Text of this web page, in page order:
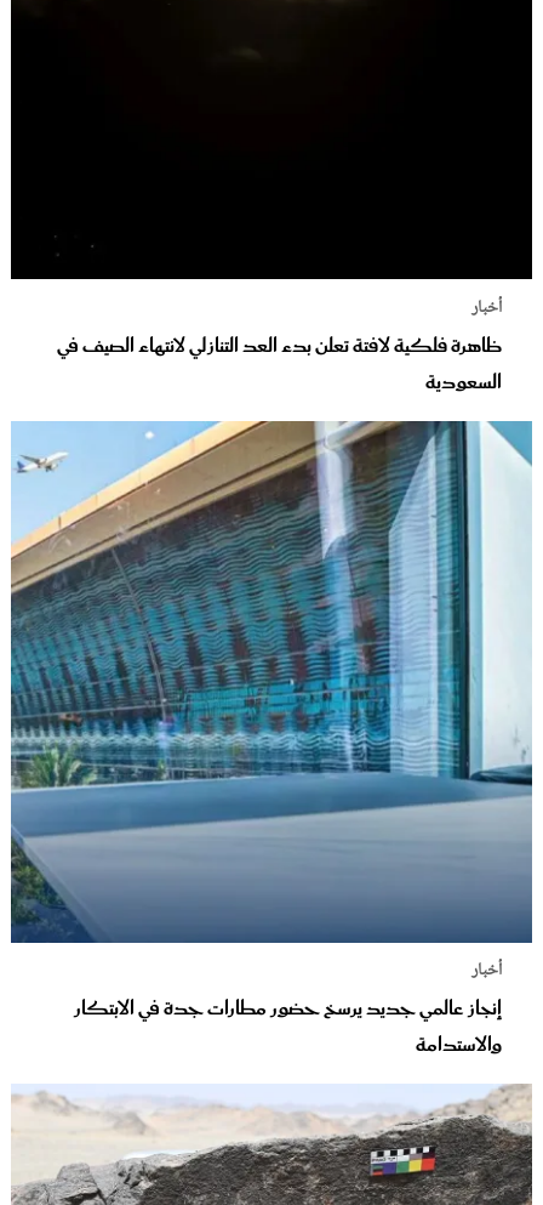
أخبار
ظاهرة فلكية لافتة تعلن بدء العد التنازلي لانتهاء الصيف في
السعودية
أخبار
إنجاز عالمي جديد يرسخ حضور مطارات جدة في الابتكار
والاستدامة